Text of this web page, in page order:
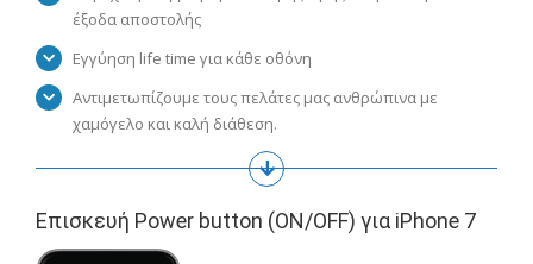
έξοδα αποστολής
Εγγύηση life time για κάθε οθόνη
Αντιμετωπίζουμε τους πελάτες μας ανθρώπινα με
χαμόγελο και καλή διάθεση.
Επισκευή Power button (ON/OFF) για iPhone 7